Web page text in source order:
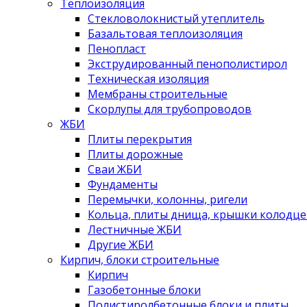
Теплоизоляция
Стекловолокнистый утеплитель
Базальтовая теплоизоляция
Пенопласт
Экструдированный пенополистирол
Техническая изоляция
Мембраны строительные
Скорлупы для трубопроводов
ЖБИ
Плиты перекрытия
Плиты дорожные
Сваи ЖБИ
Фундаменты
Перемычки, колонны, ригели
Кольца, плиты днища, крышки
Лестничные ЖБИ
Другие ЖБИ
Кирпич, блоки строительные
Кирпич
Газобетонные блоки